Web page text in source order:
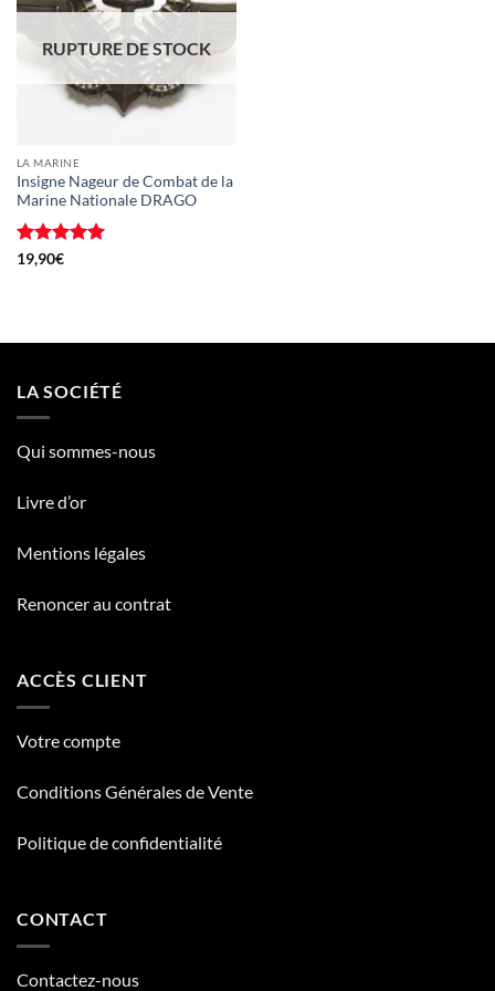
RUPTURE DE STOCK
LA MARINE
Insigne Nageur de Combat de la
Marine Nationale DRAGO
Note5
19,90€
LA SOCIÉTÉ
Qui sommes-nous
Livre d’or
Mentions légales
Renoncer au contrat
ACCÈS CLIENT
Votre compte
Conditions Générales de Vente
Politique de confidentialité
CONTACT
Contactez-nous